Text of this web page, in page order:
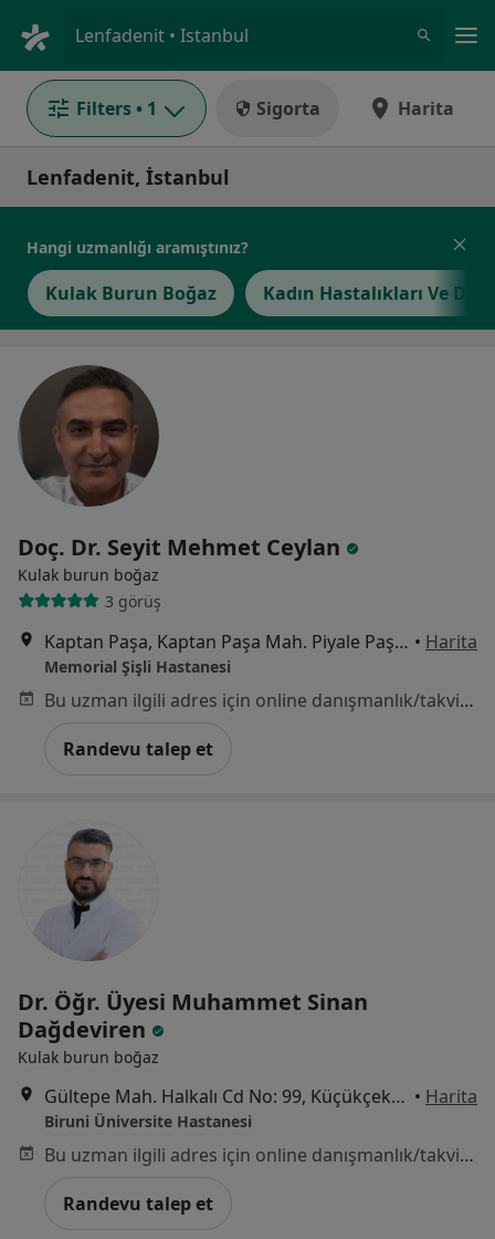
Lenfadenit • Istanbul
Filters • 1 Sigorta Harita
Lenfadenit, İstanbul
Hangi uzmanlığı aramıştınız?
Kulak Burun Boğaz Kadın Hastalıkları Ve
Doç. Dr. Seyit Mehmet Ceylan
Kulak burun boğaz
3 görüş
Kaptan Paşa, Kaptan Paşa Mah. Piyale Paşa Bulv, Okmeydanı Cd. No: 4, 34384 Şişli/İstanbul, Şişli • Harita
Memorial Şişli Hastanesi
Bu uzman ilgili adres için online danışmanlık/takvim sunmuyor.
Randevu talep et
Dr. Öğr. Üyesi Muhammet Sinan
Dağdeviren
Kulak burun boğaz
Gültepe Mah. Halkalı Cd No: 99, Küçükçekmece • Harita
Biruni Üniversite Hastanesi
Bu uzman ilgili adres için online danışmanlık/takvim sunmuyor.
Randevu talep et